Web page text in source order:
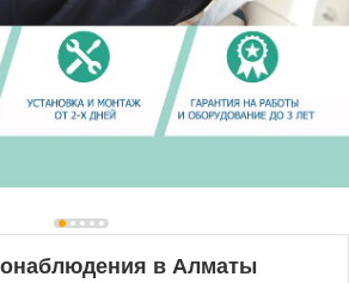
в Алматы